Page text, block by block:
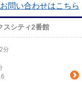
問い合わせはこちら
スシティ2番館
分